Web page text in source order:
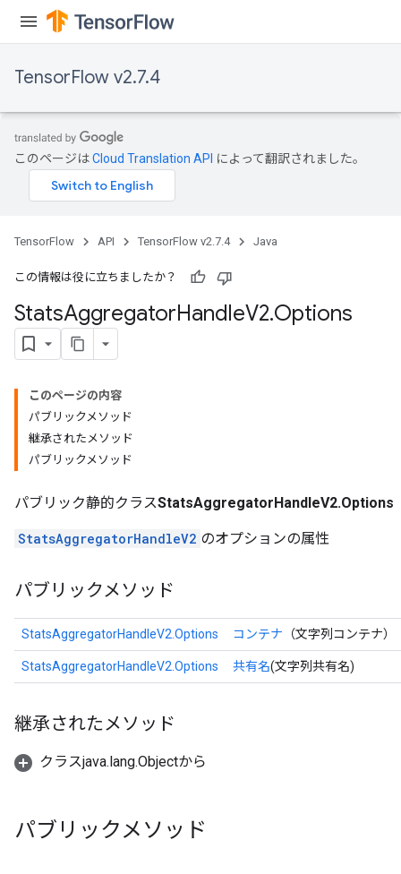
TensorFlow v2.7.4
このページはCloud Translation API によって翻訳されました。
TensorFlow API TensorFlow v2.7.4 Java
この情報は役に立ちましたか？
StatsAggregatorHandleV2.Options
このページの内容
パブリックメソッド
継承されたメソッド
パブリックメソッド
パブリック静的クラスStatsAggregatorHandleV2.Options
StatsAggregatorHandleV2 のオプションの属性
パブリックメソッド
StatsAggregatorHandleV2.Options コンテナ （文字列コンテナ）
StatsAggregatorHandleV2.Options 共有名(文字列共有名)
継承されたメソッド
クラスjava.lang.Objectから
パブリックメソッド